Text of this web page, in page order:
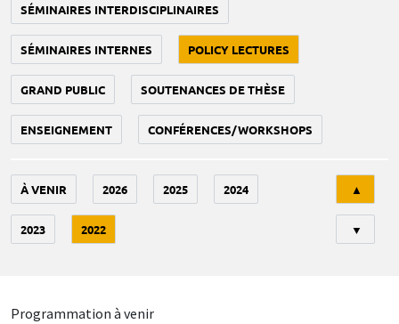
SÉMINAIRES INTERDISCIPLINAIRES
SÉMINAIRES INTERNES POLICY LECTURES
GRAND PUBLIC SOUTENANCES DE THÈSE
ENSEIGNEMENT CONFÉRENCES/WORKSHOPS
À VENIR 2026 2025 2024
2023 2022
▲
▼
Programmation à venir